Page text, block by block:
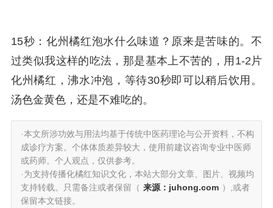
15秒：化州橘红泡水什么味道？原来是苦味的。不
过类似我这样的吃法，那是基本上不苦的，用1-2片
化州橘红，沸水冲泡，等待30秒即可以稍后饮用。
汤色金黄色，还是不难吃的。
·本文所涉功效与用法均基于传统中医药理论与公开资料，不构
成诊疗方案。个体体质差异较大，使用前建议咨询专业中医师
或药师。个人观点，仅供参考。
·为支持传播化橘红知识文化，本站大部分文章、图片、视频均
支持转载。只需备注或者保留（ 来源：juhong.com ）,或者
保留本文链接。